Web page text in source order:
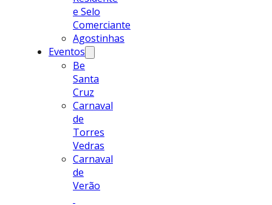
e Selo
Comerciante
Agostinhas
Eventos
Be
Santa
Cruz
Carnaval
de
Torres
Vedras
Carnaval
de
Verão